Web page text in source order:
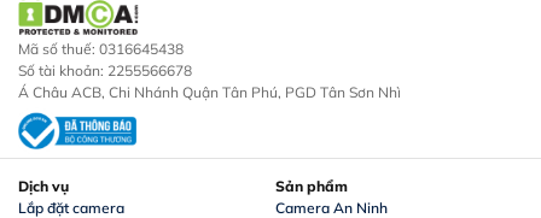
Dịch vụ
Lắp đặt camera
Sản phẩm
Camera An Ninh
Mã số thuế: 0316645438
Số tài khoản: 2255566678
Á Châu ACB, Chi Nhánh Quận Tân Phú, PGD Tân Sơn Nhì